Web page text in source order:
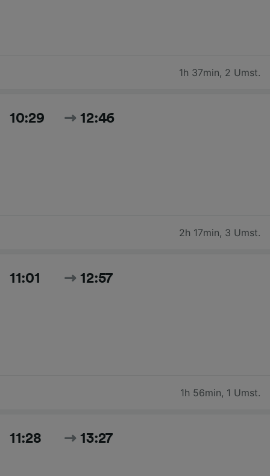
1h 37min, 2 Umst.
10:29 12:46
2h 17min, 3 Umst.
11:01 12:57
1h 56min, 1 Umst.
11:28 13:27